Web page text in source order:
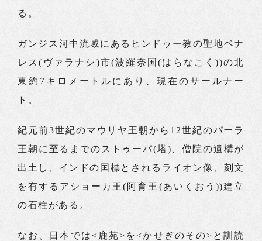
る。
ガンジス河中流域にあるヒンドゥー教の聖地ベナ
レス(ヴァラナシ)市(波羅奈国(はらなこく))の北
東約7キロメートルにあり、現在のサールナー
ト。
紀元前3世紀のマウリヤ王朝から12世紀のパーラ
王朝に至るまでのストゥーパ(塔)、僧院の遺構が
出土し、インドの国標とされるライオン像、刻文
を有するアショーカ王(阿育王(あいくおう))建立
の石柱がある。
なお、日本では<鹿苑>を<かせぎのその>と訓読